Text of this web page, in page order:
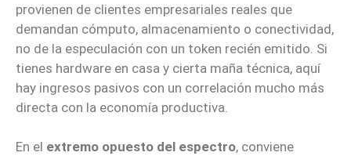
provienen de clientes empresariales reales que
demandan cómputo, almacenamiento o conectividad,
no de la especulación con un token recién emitido. Si
tienes hardware en casa y cierta maña técnica, aquí
hay ingresos pasivos con un correlación mucho más
directa con la economía productiva.
En el extremo opuesto del espectro, conviene